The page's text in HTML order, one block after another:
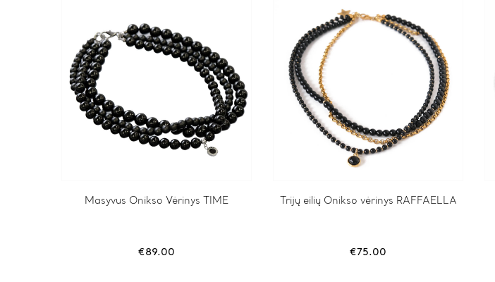
Masyvus Onikso Vėrinys TIME
€89.00
Trijų eilių Onikso vėrinys RAFFAELLA
€75.00